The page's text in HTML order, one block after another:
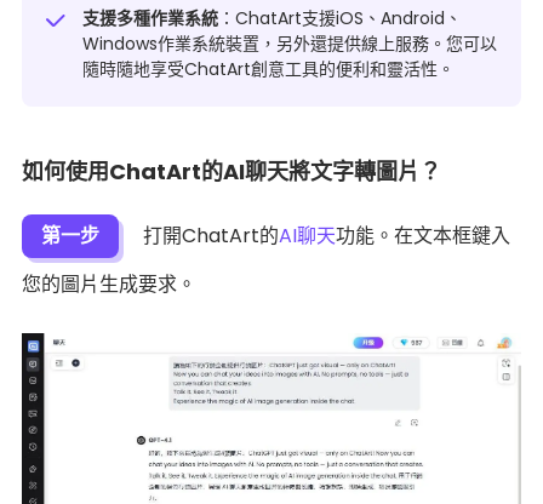
支援多種作業系統 ：ChatArt支援iOS、Android、
Windows作業系統裝置，另外還提供線上服務。您可以
隨時隨地享受ChatArt創意工具的便利和靈活性。
如何使用ChatArt的AI聊天將文字轉圖片？
第一步 打開ChatArt的AI聊天功能。在文本框鍵入
您的圖片生成要求。